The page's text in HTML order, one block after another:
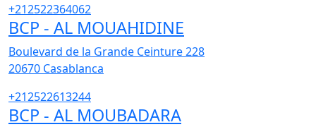
+212522364062
BCP - AL MOUAHIDINE
Boulevard de la Grande Ceinture 228
20670 Casablanca
+212522613244
BCP - AL MOUBADARA